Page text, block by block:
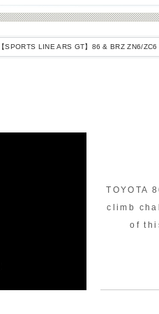
【SPORTS LINE ARS GT】86 & BRZ ZN6/
TOYOTA
climb
of